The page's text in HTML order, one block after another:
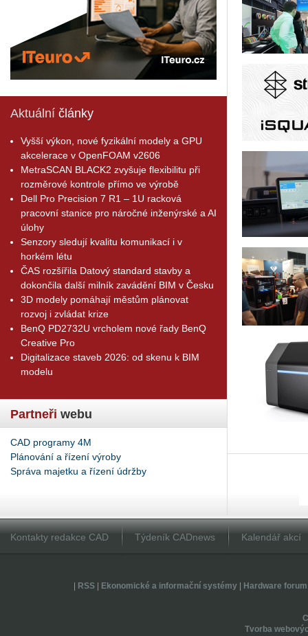
Aktuální články
Vyšší výkon, nové fyzikální modely a GPU
akcelerace v OpenFOAM v2606
MetraSCAN BLACK2 zvyšuje flexibilitu při
rozměrové kontrole přímo ve výrobě
Dell Pro Precision 7 R1 – 1U racková
pracovní stanice pro náročné inženýrské a AI
úlohy
Senzory sledují kvalitu komunikací i v
horkém létu
ČAS rozšířila Datový standard stavby a
dokončila další milník zavádění BIM v Česku
3D modely pomáhají městům plánovat
rozvoj i zvládat krize
BenQ PD2732U vrcholem nové řady BenQ
Creative Pro
Digitalizace staveb 2026: od skenu k BIM
modelu
Partneři webu
CAD programy 4M
Plánování a řízení výroby
Správa majetku a řízení údržby
Kontakty redakce CAD Týdeník CADnews Kalendář akcí
RSS| Ekonomické a informační systémy| Hardware forum
Tvorba